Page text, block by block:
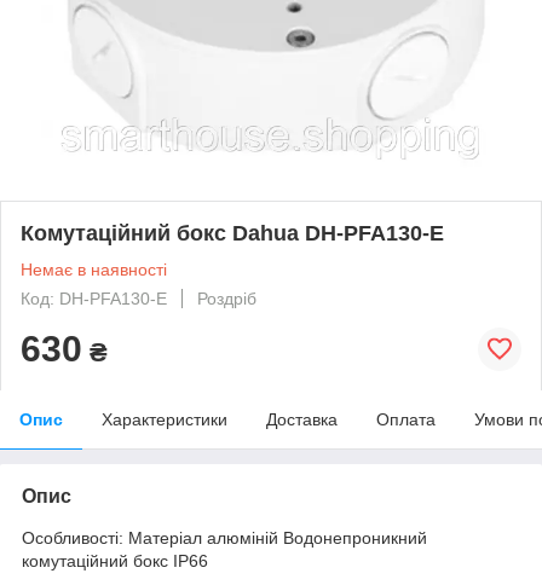
Комутаційний бокс Dahua DH-PFA130-E
Немає в наявності
Код: DH-PFA130-E
Роздріб
630 ₴
Опис Характеристики Доставка Оплата Умови
Опис
Особливості: Матеріал алюміній Водонепроникний
комутаційний бокс IP66